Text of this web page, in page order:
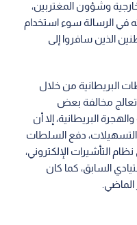
وشؤون المغتربين،
في الرسالة سوء استخدام
الذين سافروا إلى
البريطانية من خلال
مخالفة بعض
البريطانية، إلا أن
التسهيلات، دفع السلطات
التأشيرات الإلكتروني،
السابق، كما كان